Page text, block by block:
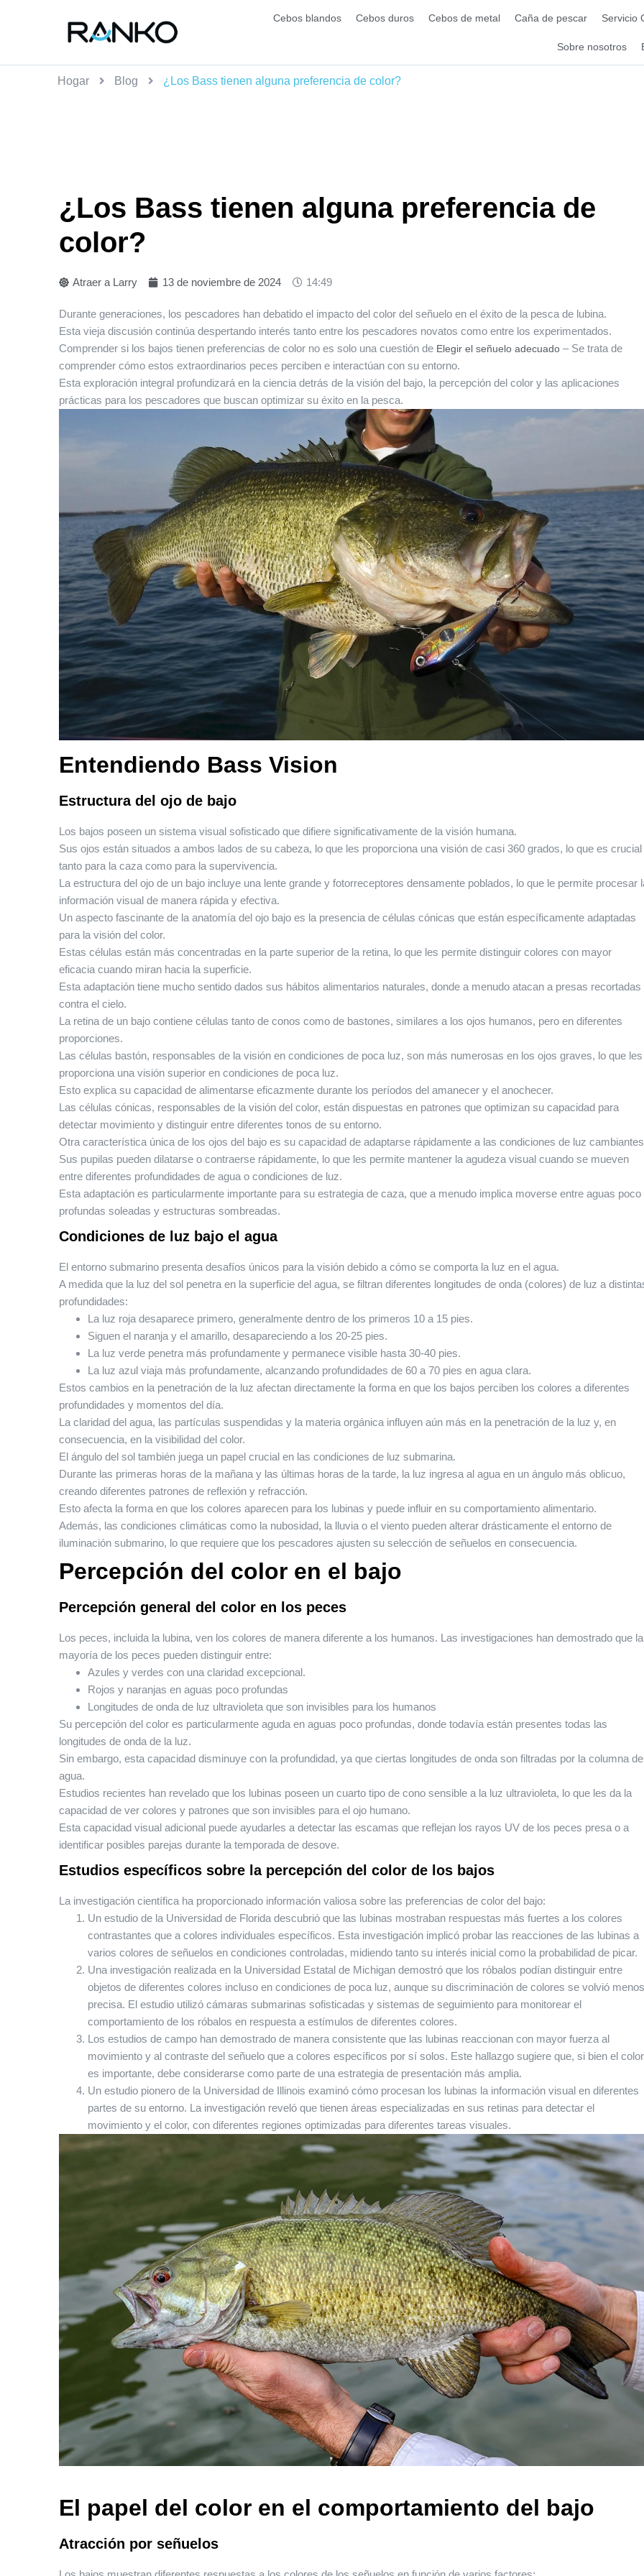
Cebos blandos Cebos duros Cebos de metal Caña de pescar Servicio
Sobre nosotros
Hogar Blog ¿Los Bass tienen alguna preferencia de color?
¿Los Bass tienen alguna preferencia de
color?
Atraer a Larry 13 de noviembre de 2024 14:49
Durante generaciones, los pescadores han debatido el impacto del color del señuelo en el éxito de la pesca de lubina.
Esta vieja discusión continúa despertando interés tanto entre los pescadores novatos como entre los experimentados.
Comprender si los bajos tienen preferencias de color no es solo una cuestión de Elegir el señuelo adecuado – Se trata de
comprender cómo estos extraordinarios peces perciben e interactúan con su entorno.
Esta exploración integral profundizará en la ciencia detrás de la visión del bajo, la percepción del color y las aplicaciones
prácticas para los pescadores que buscan optimizar su éxito en la pesca.
Entendiendo Bass Vision
Estructura del ojo de bajo
Los bajos poseen un sistema visual sofisticado que difiere significativamente de la visión humana.
Sus ojos están situados a ambos lados de su cabeza, lo que les proporciona una visión de casi 360 grados, lo que es crucial
tanto para la caza como para la supervivencia.
La estructura del ojo de un bajo incluye una lente grande y fotorreceptores densamente poblados, lo que le permite procesar
información visual de manera rápida y efectiva.
Un aspecto fascinante de la anatomía del ojo bajo es la presencia de células cónicas que están específicamente adaptadas
para la visión del color.
Estas células están más concentradas en la parte superior de la retina, lo que les permite distinguir colores con mayor
eficacia cuando miran hacia la superficie.
Esta adaptación tiene mucho sentido dados sus hábitos alimentarios naturales, donde a menudo atacan a presas recortadas
contra el cielo.
La retina de un bajo contiene células tanto de conos como de bastones, similares a los ojos humanos, pero en diferentes
proporciones.
Las células bastón, responsables de la visión en condiciones de poca luz, son más numerosas en los ojos graves, lo que les
proporciona una visión superior en condiciones de poca luz.
Esto explica su capacidad de alimentarse eficazmente durante los períodos del amanecer y el anochecer.
Las células cónicas, responsables de la visión del color, están dispuestas en patrones que optimizan su capacidad para
detectar movimiento y distinguir entre diferentes tonos de su entorno.
Otra característica única de los ojos del bajo es su capacidad de adaptarse rápidamente a las condiciones de luz
Sus pupilas pueden dilatarse o contraerse rápidamente, lo que les permite mantener la agudeza visual cuando se mueven
entre diferentes profundidades de agua o condiciones de luz.
Esta adaptación es particularmente importante para su estrategia de caza, que a menudo implica moverse entre aguas poco
profundas soleadas y estructuras sombreadas.
Condiciones de luz bajo el agua
El entorno submarino presenta desafíos únicos para la visión debido a cómo se comporta la luz en el agua.
A medida que la luz del sol penetra en la superficie del agua, se filtran diferentes longitudes de onda (colores) de luz a
profundidades:
La luz roja desaparece primero, generalmente dentro de los primeros 10 a 15 pies.
Siguen el naranja y el amarillo, desapareciendo a los 20-25 pies.
La luz verde penetra más profundamente y permanece visible hasta 30-40 pies.
La luz azul viaja más profundamente, alcanzando profundidades de 60 a 70 pies en agua clara.
Estos cambios en la penetración de la luz afectan directamente la forma en que los bajos perciben los colores a diferentes
profundidades y momentos del día.
La claridad del agua, las partículas suspendidas y la materia orgánica influyen aún más en la penetración de la luz y, en
consecuencia, en la visibilidad del color.
El ángulo del sol también juega un papel crucial en las condiciones de luz submarina.
Durante las primeras horas de la mañana y las últimas horas de la tarde, la luz ingresa al agua en un ángulo más oblicuo,
creando diferentes patrones de reflexión y refracción.
Esto afecta la forma en que los colores aparecen para los lubinas y puede influir en su comportamiento alimentario.
Además, las condiciones climáticas como la nubosidad, la lluvia o el viento pueden alterar drásticamente el entorno de
iluminación submarino, lo que requiere que los pescadores ajusten su selección de señuelos en consecuencia.
Percepción del color en el bajo
Percepción general del color en los peces
Los peces, incluida la lubina, ven los colores de manera diferente a los humanos. Las investigaciones han demostrado que la
mayoría de los peces pueden distinguir entre:
Azules y verdes con una claridad excepcional.
Rojos y naranjas en aguas poco profundas
Longitudes de onda de luz ultravioleta que son invisibles para los humanos
Su percepción del color es particularmente aguda en aguas poco profundas, donde todavía están presentes todas las
longitudes de onda de la luz.
Sin embargo, esta capacidad disminuye con la profundidad, ya que ciertas longitudes de onda son filtradas por la columna de
agua.
Estudios recientes han revelado que los lubinas poseen un cuarto tipo de cono sensible a la luz ultravioleta, lo que les da la
capacidad de ver colores y patrones que son invisibles para el ojo humano.
Esta capacidad visual adicional puede ayudarles a detectar las escamas que reflejan los rayos UV de los peces presa o a
identificar posibles parejas durante la temporada de desove.
Estudios específicos sobre la percepción del color de los bajos
La investigación científica ha proporcionado información valiosa sobre las preferencias de color del bajo:
Un estudio de la Universidad de Florida descubrió que las lubinas mostraban respuestas más fuertes a los colores
contrastantes que a colores individuales específicos. Esta investigación implicó probar las reacciones de las lubinas a
varios colores de señuelos en condiciones controladas, midiendo tanto su interés inicial como la probabilidad de picar.
Una investigación realizada en la Universidad Estatal de Michigan demostró que los róbalos podían distinguir entre
objetos de diferentes colores incluso en condiciones de poca luz, aunque su discriminación de colores se volvió menos
precisa. El estudio utilizó cámaras submarinas sofisticadas y sistemas de seguimiento para monitorear el
comportamiento de los róbalos en respuesta a estímulos de diferentes colores.
Los estudios de campo han demostrado de manera consistente que las lubinas reaccionan con mayor fuerza al
movimiento y al contraste del señuelo que a colores específicos por sí solos. Este hallazgo sugiere que, si bien el color
es importante, debe considerarse como parte de una estrategia de presentación más amplia.
Un estudio pionero de la Universidad de Illinois examinó cómo procesan los lubinas la información visual en diferentes
partes de su entorno. La investigación reveló que tienen áreas especializadas en sus retinas para detectar el
movimiento y el color, con diferentes regiones optimizadas para diferentes tareas visuales.
El papel del color en el comportamiento del bajo
Atracción por señuelos